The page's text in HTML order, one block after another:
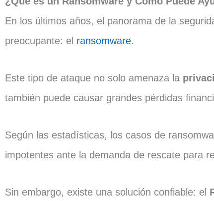
En los últimos años, el panorama de la
preocupante: el ransomware.
Este tipo de ataque no solo amenaza la
también puede causar grandes pérdidas
Según las estadísticas, los casos de
impotentes ante la demanda de rescate para
Sin embargo, existe una solución confiable: el